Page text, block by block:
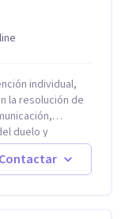
individual,
la resolución de
duelo y
así como
Contactar